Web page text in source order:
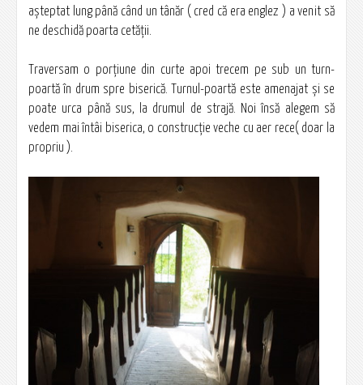
aşteptat lung până când un tânăr ( cred că era englez ) a venit să
ne deschidă poarta cetăţii.
Traversam o porţiune din curte apoi trecem pe sub un turn-
poartă în drum spre biserică. Turnul-poartă este amenajat şi se
poate urca până sus, la drumul de strajă. Noi însă alegem să
vedem mai întâi biserica, o construcţie veche cu aer rece( doar la
propriu ).